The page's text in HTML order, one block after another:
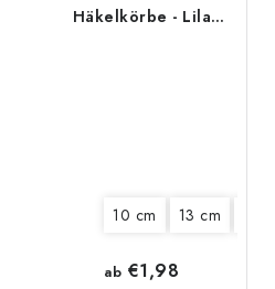
Häkelkörbe - Lila
10 cm 13 cm
ab €1,98